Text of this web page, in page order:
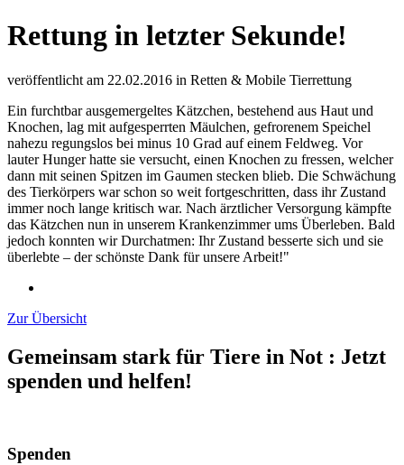
Rettung in letzter Sekunde!
veröffentlicht am 22.02.2016 in Retten & Mobile Tierrettung
Ein furchtbar ausgemergeltes Kätzchen, bestehend aus Haut und
Knochen, lag mit aufgesperrten Mäulchen, gefrorenem Speichel
nahezu regungslos bei minus 10 Grad auf einem Feldweg. Vor
lauter Hunger hatte sie versucht, einen Knochen zu fressen, welcher
dann mit seinen Spitzen im Gaumen stecken blieb. Die Schwächung
des Tierkörpers war schon so weit fortgeschritten, dass ihr Zustand
immer noch lange kritisch war. Nach ärztlicher Versorgung kämpfte
das Kätzchen nun in unserem Krankenzimmer ums Überleben. Bald
jedoch konnten wir Durchatmen: Ihr Zustand besserte sich und sie
überlebte – der schönste Dank für unsere Arbeit!"
Zur Übersicht
Gemeinsam stark für Tiere in Not : Jetzt
spenden und helfen!
Spenden